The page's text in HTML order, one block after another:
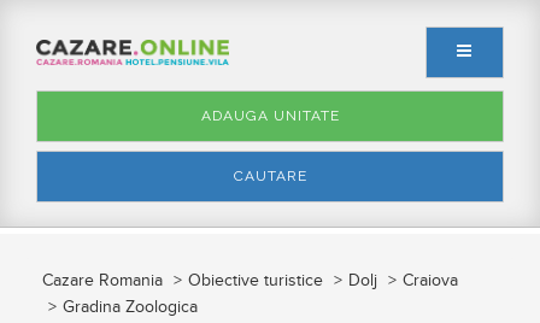
CAUTARE
ADAUGA UNITATE
Cazare Romania Obiective turistice Dolj
Craiova
Gradina Zoologica